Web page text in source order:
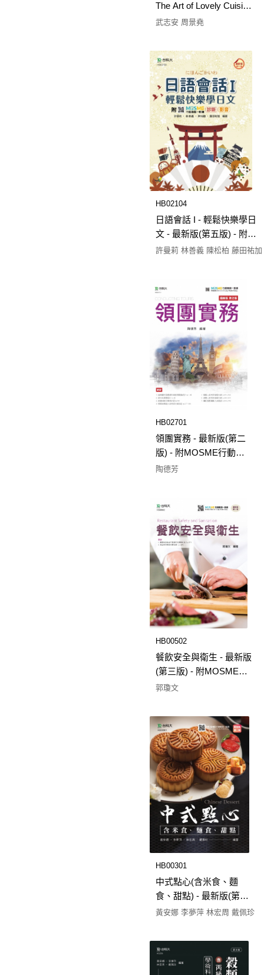
The Art of Lovely Cuisine
- 最新版(第二版) - 附
通：評量 ‧ 詳解
武志安 周景堯
HB02104
日語會話 I - 輕鬆快樂學日
文 - 最新版(第五版) - 附
MOSME行動學習一點通：
許曼莉 林善義 陳松柏 藤田祐加
HB02701
領團實務 - 最新版(第二
版) - 附MOSME行動學
習一點通
陶德芳
HB00502
餐飲安全與衛生 - 最新版
(第三版) - 附MOSME行
動學習一點通
郭瓊文
HB00301
中式點心(含米食、麵
食、甜點) - 最新版(第二
版) - 附MOSME行動學習
黃安娜 李夢萍 林宏周 戴佩珍